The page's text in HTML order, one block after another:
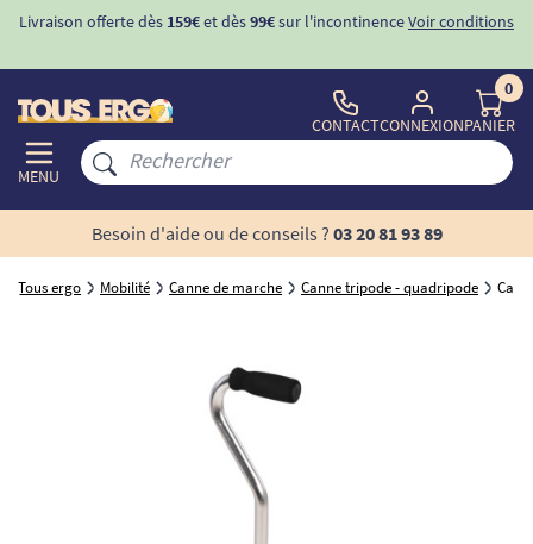
Livraison offerte dès 159€et dès99€sur l'incontinenceVoir conditions
MENU
CONTACTCONNEXION
0
PANIER
Besoin d'aide ou de conseils ? 03 20 81 93 89
Tous ergo Mobilité Canne de marche Canne tripode - quadripode